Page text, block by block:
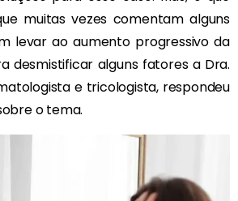
muitas vezes comentam alguns
levar ao aumento progressivo da
desmistificar alguns fatores a Dra.
e tricologista, respondeu
o tema.